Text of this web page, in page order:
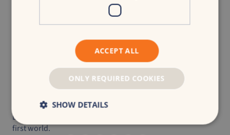
Back to overview
Dennis Goedegebuure
Helping brands stay visible in an AI-
first world.
ACCEPT ALL
ONLY REQUIRED COOKIES
SHOW DETAILS